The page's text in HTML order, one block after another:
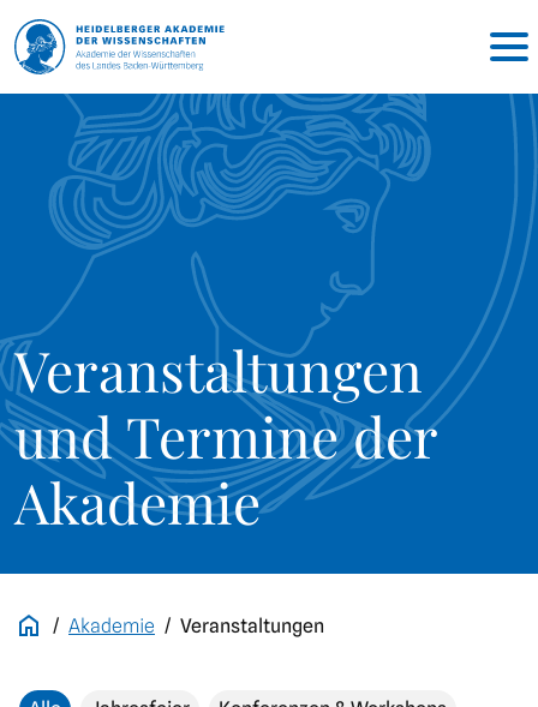
Veranstaltungen
und Termine der
Akademie
Akademie Veranstaltungen